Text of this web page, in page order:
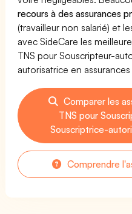
recours à des assurances
(travailleur non salarié) et
avec SideCare les
TNS pour Souscripteur-
autorisatrice en assurances
Comparer les
TNS pour
Souscriptrice-
Comprendre